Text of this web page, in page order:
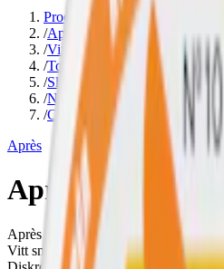
Produkter
/Après
/Vitt snus
/Torr Portion
/Slim
/Normal
/Citrus
Après
Après No.3
Après No.3 Lemon Curd med en
Vitt snus med en normal